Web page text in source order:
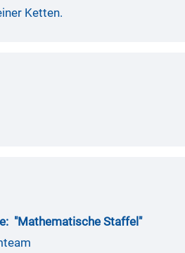
Ketten.
"Mathematische Staffel"